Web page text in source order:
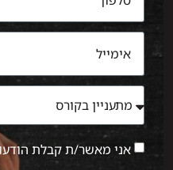
אני מאשר/ת קבלת